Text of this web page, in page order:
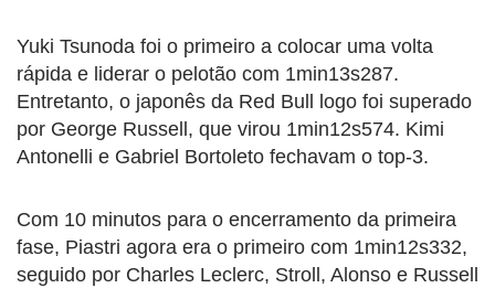
Yuki Tsunoda foi o primeiro a colocar uma volta
rápida e liderar o pelotão com 1min13s287.
Entretanto, o japonês da Red Bull logo foi superado
por George Russell, que virou 1min12s574. Kimi
Antonelli e Gabriel Bortoleto fechavam o top-3.
Com 10 minutos para o encerramento da primeira
fase, Piastri agora era o primeiro com 1min12s332,
seguido por Charles Leclerc, Stroll, Alonso e Russell